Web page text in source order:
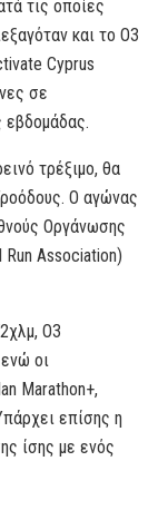
τις οποίες
και το O3
Cyprus
σε
εβδομάδας.
τρέξιμο, θα
Ο αγώνας
Οργάνωσης
Run Association)
O3
οι
Marathon+,
επίσης η
ίσης με ενός